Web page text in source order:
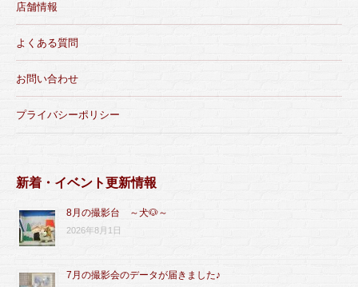
店舗情報
よくある質問
お問い合わせ
プライバシーポリシー
新着・イベント更新情報
8月の撮影台 ～犬🐶～
2026年8月1日
7月の撮影会のデータが届きました♪